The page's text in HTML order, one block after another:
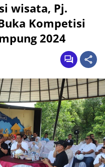
wisata, Pj.
Kompetisi
2024